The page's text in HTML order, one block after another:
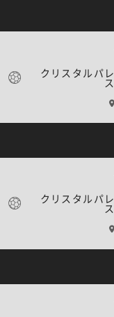
クリスタルパレ
ス
クリスタルパレ
ス